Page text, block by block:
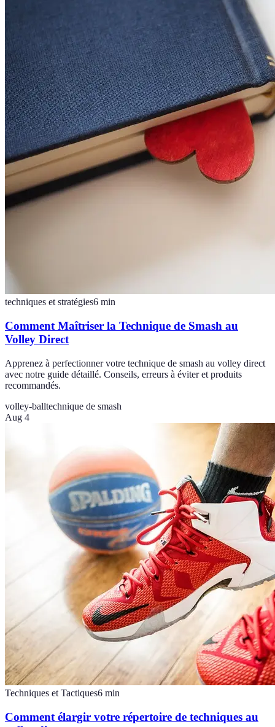
techniques et stratégies6 min
Comment Maîtriser la Technique de Smash au
Volley Direct
Apprenez à perfectionner votre technique de smash au volley direct
avec notre guide détaillé. Conseils, erreurs à éviter et produits
recommandés.
volley-balltechnique de smash
Aug 4
Techniques et Tactiques6 min
Comment élargir votre répertoire de techniques au